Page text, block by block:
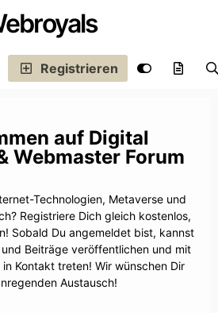
Registrieren
Digital
Webmaster Forum
Technologien, Metaverse und
Registriere Dich gleich kostenlos,
Sobald Du angemeldet bist, kannst
Beiträge veröffentlichen und mit
Kontakt treten! Wir wünschen Dir
Austausch!